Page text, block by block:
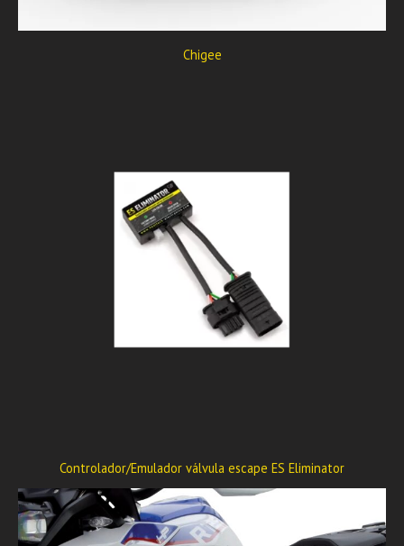
Chigee
Controlador/Emulador válvula escape ES Eliminator